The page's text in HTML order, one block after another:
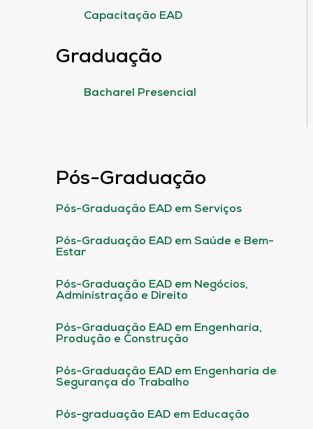
Capacitação EAD
Graduação
Bacharel Presencial
Pós-Graduação
Pós-Graduação EAD em Serviços
Pós-Graduação EAD em Saúde e Bem-
Estar
Pós-Graduação EAD em Negócios,
Administração e Direito
Pós-Graduação EAD em Engenharia,
Produção e Construção
Pós-Graduação EAD em Engenharia de
Segurança do Trabalho
Pós-graduação EAD em Educação